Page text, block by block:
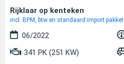
Rijklaar op kenteken
incl. BPM, btw en standaard import pakket
06/2022
341 PK (251 KW)